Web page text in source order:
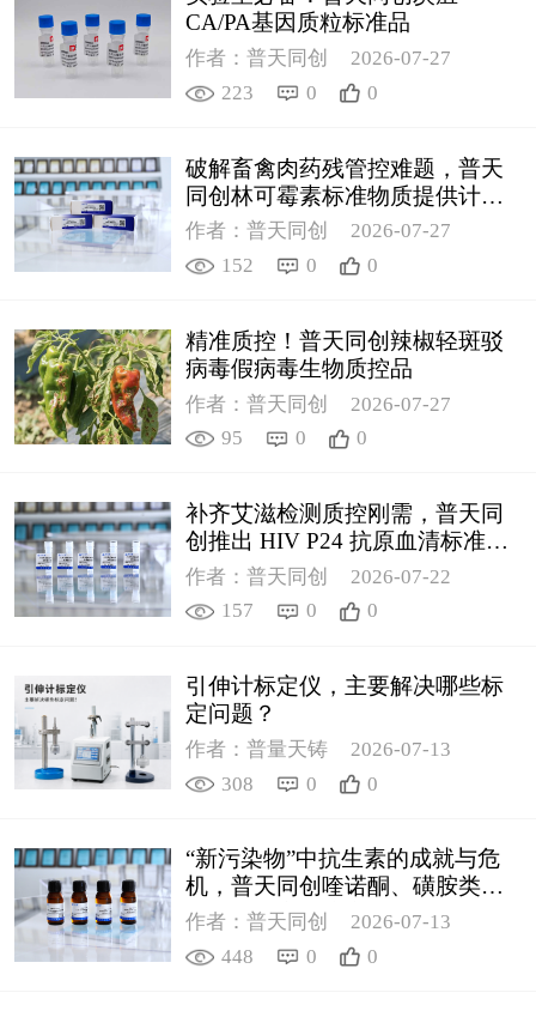
CA/PA基因质粒标准品
作者：普天同创
2026-07-27
223
0 0
破解畜禽肉药残管控难题，普天
同创林可霉素标准物质提供计量
支撑
作者：普天同创
2026-07-27
152
0 0
精准质控！普天同创辣椒轻斑驳
病毒假病毒生物质控品
作者：普天同创
2026-07-27
95
0 0
补齐艾滋检测质控刚需，普天同
创推出 HIV P24 抗原血清标准物
质
作者：普天同创
2026-07-22
157
0 0
引伸计标定仪，主要解决哪些标
定问题？
作者：普量天铸
2026-07-13
308
0 0
“新污染物”中抗生素的成就与危
机，普天同创喹诺酮、磺胺类质
控新品筑牢环境安全防线
作者：普天同创
2026-07-13
448
0 0